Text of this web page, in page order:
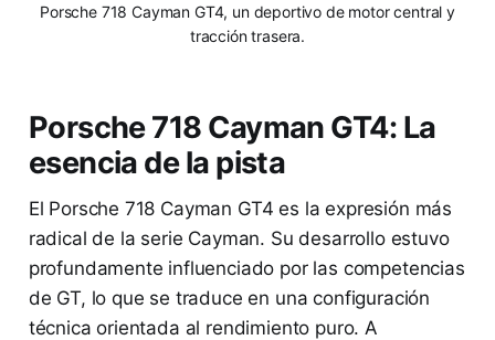
Porsche 718 Cayman GT4, un deportivo de motor central y
tracción trasera.
Porsche 718 Cayman GT4: La
esencia de la pista
El Porsche 718 Cayman GT4 es la expresión más
radical de la serie Cayman. Su desarrollo estuvo
profundamente influenciado por las competencias
de GT, lo que se traduce en una configuración
técnica orientada al rendimiento puro. A